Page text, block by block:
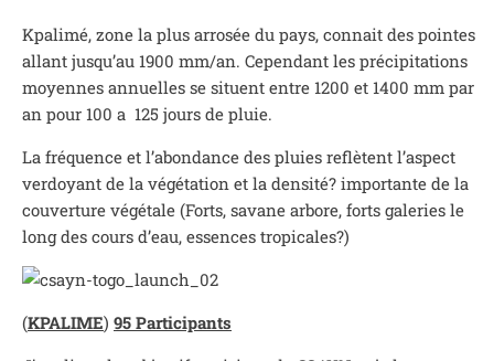
Kpalimé, zone la plus arrosée du pays, connait des pointes
allant jusqu’au 1900 mm/an. Cependant les précipitations
moyennes annuelles se situent entre 1200 et 1400 mm par
an pour 100 a 125 jours de pluie.
La fréquence et l’abondance des pluies reflètent l’aspect
verdoyant de la végétation et la densité? importante de la
couverture végétale (Forts, savane arbore, forts galeries le
long des cours d’eau, essences tropicales?)
(KPALIME) 95 Participants